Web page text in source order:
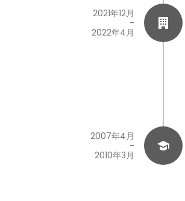
2021年12月
-
2022年4月
2007年4月
-
2010年3月